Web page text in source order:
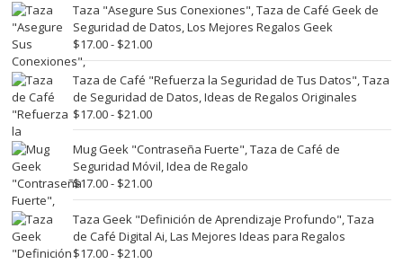
Taza "Asegure Sus Conexiones", Taza de Café Geek de
Seguridad de Datos, Los Mejores Regalos Geek
$17.00- $21.00Rango
de
precios:
desde
$17.00
hasta
$21.00
Taza de Café "Refuerza la Seguridad de Tus Datos", Taza
de Seguridad de Datos, Ideas de Regalos Originales
$17.00- $21.00Rango
de
precios:
desde
$17.00
hasta
$21.00
Mug Geek "Contraseña Fuerte", Taza de Café de
Seguridad Móvil, Idea de Regalo
$17.00- $21.00Rango
de
precios:
desde
$17.00
Taza Geek "Definición de Aprendizaje Profundo", Taza
de Café Digital Ai, Las Mejores Ideas para Regalos
$17.00- $21.00Rango